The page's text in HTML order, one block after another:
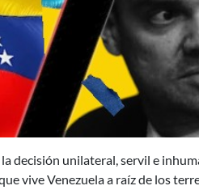
decisión unilateral, servil e
vive Venezuela a raíz de los